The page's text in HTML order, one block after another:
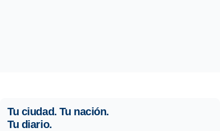
Tu ciudad. Tu nación.
Tu diario.